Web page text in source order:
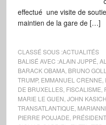
effectué une visite de
maintien de la gare de […]
CLASSÉ SOUS :ACTUALITÉS
BALISÉ AVEC :ALAIN JUPPÉ
BARACK OBAMA, BRUNO
TRUMP, EMMANUEL CRENNE
DE BRUXELLES, FISCALISME
MARIE LE GUEN JOHN KASICH
TRANSATLANTIQUE
PIERRE POUJADE